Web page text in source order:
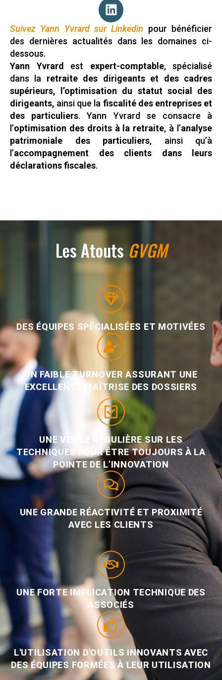
Suivez Yann Yvrard sur Linkedin pour bénéficier
des dernières actualités dans les domaines ci-
dessous.
Yann Yvrard
est expert-comptable, spécialisé
dans la retraite des dirigeants et des cadres
supérieurs, l’optimisation du statut social des
dirigeants, ainsi que la fiscalité des entreprises et
des particuliers. Yann Yvrard se consacre à
l’optimisation des droits à la retraite, à l’analyse
patrimoniale des particuliers, ainsi qu’à
l’accompagnement des clients dans leurs
déclarations fiscales.
Les AtoutsGVGM
DES ÉQUIPES SPÉCIALISÉES ET MOTIVÉES
UN FAIBLE TURNOVER ASSURANT UNE
EXCELLENTE MAÎTRISE DES DOSSIERS
UNE VEILLE RÉGULIÈRE SUR LES
TECHNIQUES POUR ÊTRE TOUJOURS À LA
POINTE DE L’INNOVATION
UNE GRANDE RÉACTIVITÉ ET PROXIMITÉ
AVEC LES CLIENTS
UNE FORTE IMPLICATION TECHNIQUE DES
ASSOCIÉS
L'UTILISATION D'OUTILS INNOVANTS AVEC
DES ÉQUIPES FORMÉES À LEUR UTILISATION